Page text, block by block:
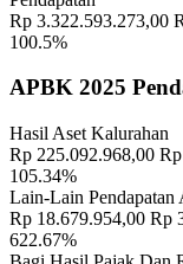
Kalurahan Wukirsari
Sampai Saat Ini 21
Profil Lurah 17
Penguatan Kalurahan
Cangkringan 29
Warga Dusun
Rp 3.322.593.273,00
100.5%
APBK 2025
Hasil Aset Kalurahan
Rp 225.092.968,00
105.34%
Lain-Lain Pendapatan
Rp 18.679.954,00 Rp
622.67%